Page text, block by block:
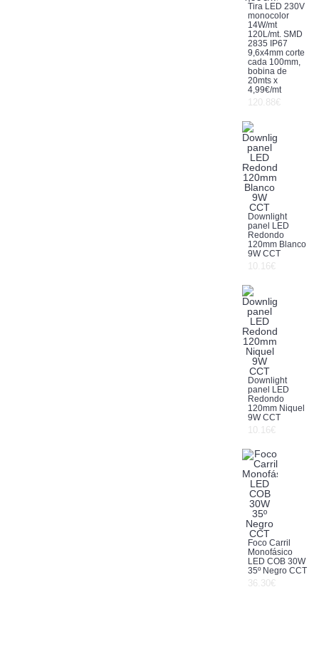
Tira LED 230V
monocolor
14W/mt
120L/mt. SMD
2835 IP67
9,6x4mm corte
cada 100mm,
bobina de
20mts x
4,99€/mt
120.88€
Downlight
panel LED
Redondo
120mm Blanco
9W CCT
10.16€
Downlight
panel LED
Redondo
120mm Niquel
9W CCT
10.16€
Foco Carril
Monofásico
LED COB 30W
35º Negro CCT
36.30€